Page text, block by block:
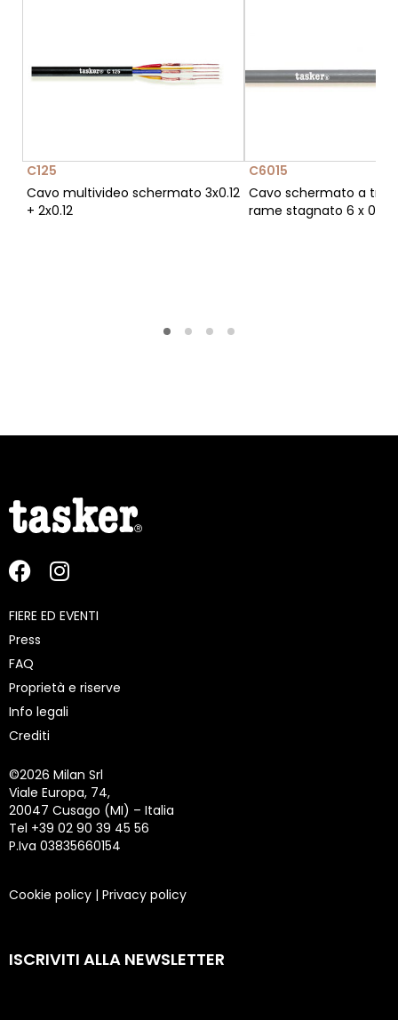
C125
Cavo multivideo schermato 3x0.12
+ 2x0.12
C6015
Cavo schermato a
rame stagnato 6 x 0,15
FIERE ED EVENTI
Press
FAQ
Proprietà e riserve
Info legali
Crediti
©2026 Milan Srl
Viale Europa, 74,
20047 Cusago (MI) – Italia
Tel +39 02 90 39 45 56
P.Iva 03835660154
Cookie policy | Privacy policy
ISCRIVITI ALLA NEWSLETTER